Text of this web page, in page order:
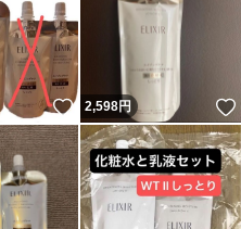
いいね！
2,598円